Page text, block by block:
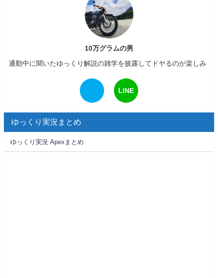
10万グラムの男
通勤中に聞いたゆっくり解説の雑学を披露してドヤるのが楽しみ
LINE
ゆっくり実況まとめ
ゆっくり実況 Apexまとめ